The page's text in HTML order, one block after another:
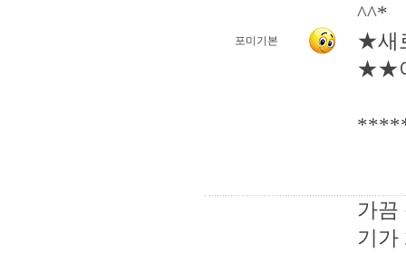
포미기본
^^*
★새
★★
가끔
기가